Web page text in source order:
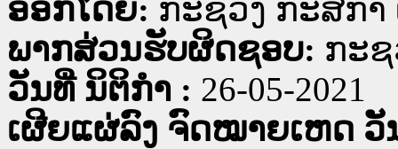
ອອກໂດຍ: ກະຊວງ ກະສິກ
ພາກສ່ວນຮັບຜິດຊອບ: ກະ
ວັນທີ່ ນິຕິກໍາ : 26-05-2021
ເຜີຍແຜ່ລົງ ຈົດໝາຍເຫດ ວັ